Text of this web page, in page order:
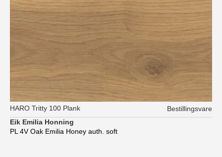
HARO Tritty 100 Plank
Bestillingsvare
Eik Emilia Honning
PL 4V Oak Emilia Honey auth. soft